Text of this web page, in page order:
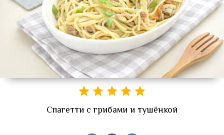
Спагетти с грибами и тушёнкой